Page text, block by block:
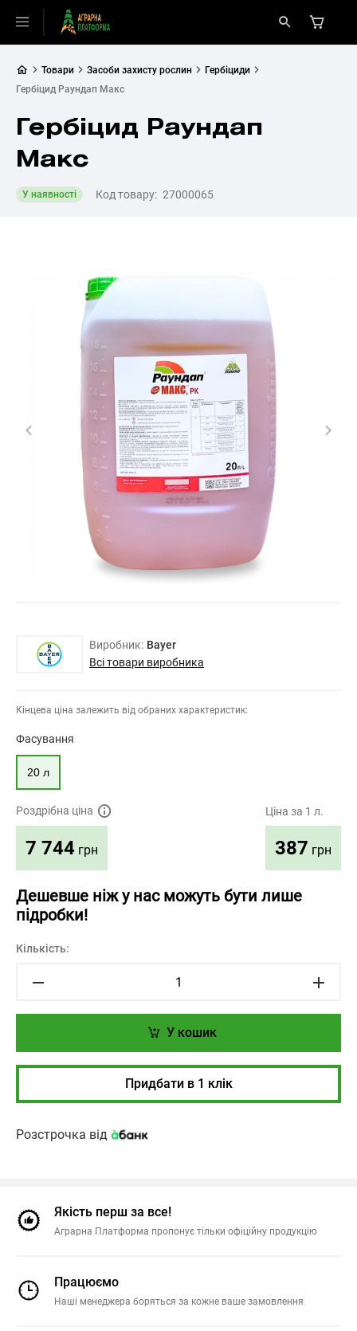
Товари Засоби захисту рослин
Гербіциди
Гербіцид Раундап Макс
Гербіцид Раундап
Макс
У наявності Код товару: 27000065
Виробник: Bayer
Всі товари виробника
Кінцева ціна залежить від обраних характеристик:
Фасування
20 л
Роздрібна ціна
7 744 грн
Ціна за 1 л.
387 грн
Дешевше ніж у нас можуть бути лише
підробки!
Кількість:
У кошик
Придбати в 1 клік
Розстрочка від
Якість перш за все!
Аграрна Платформа пропонує тільки офіційну продукцію
Працюємо
Наші менеджера боряться за кожне ваше замовлення